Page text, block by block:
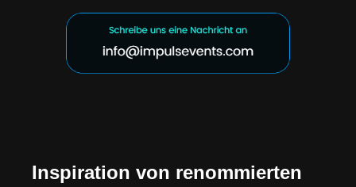
Inspiration von renommierten